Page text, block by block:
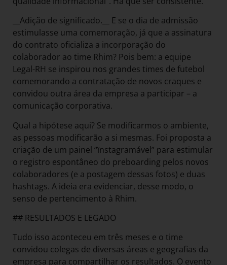
__Adição de significado.__ E se o dia de admissão
estimulasse uma comemoração, já que a assinatura
do contrato oficializa a incorporação do
colaborador ao time Rhim? Pois bem: a equipe
Legal-RH se inspirou nos grandes times de futebol
comemorando a contratação de novos craques e
convidou outra área da empresa a participar – a
comunicação corporativa.
Qual a hipótese aqui? Se modificarmos o ambiente,
as pessoas modificarão a si mesmas. Foi proposta a
criação de um painel “ïnstagramável” para estimular
o registro espontâneo do preboarding pelos novos
colaboradores (e a postagem dessas fotos) e duas
hashtags. A ideia era evidenciar, desse modo, o
senso de pertencimento à Rhim.
## RESULTADOS E LEGADO
Tudo isso aconteceu em três meses e o time
convidou colegas de diversas áreas e geografias da
empresa para compartilhar os resultados. O evento